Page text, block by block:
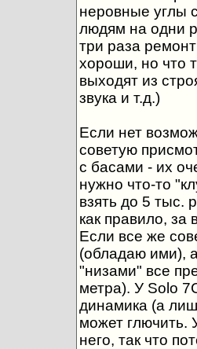
неровные углы
людям на одни
три раза
хороши, но что
выходят из
звука и т.д.)
Если нет
советую
с басами - их
нужно что-то
взять до 5 тыс.
как правило,
Если все же
(обладаю ими),
"низами" все
метра). У Solo
динамика (а
может глючить.
него, так что